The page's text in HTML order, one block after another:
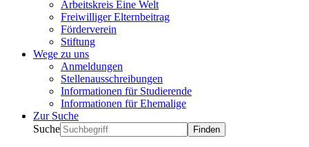
Arbeitskreis Eine Welt
Freiwilliger Elternbeitrag
Förderverein
Stiftung
Wege zu uns
Anmeldungen
Stellenausschreibungen
Informationen für Studierende
Informationen für Ehemalige
Zur Suche
Suche